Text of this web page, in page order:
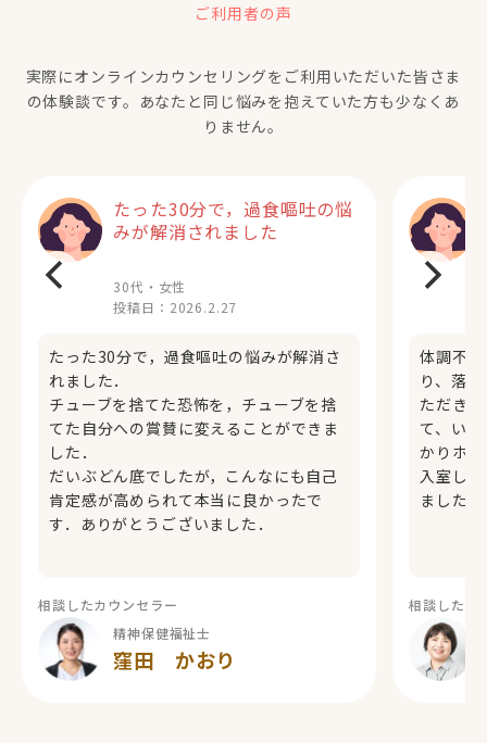
ご利用者の声
実際にオンラインカウンセリングをご利用いただいた皆さま
の体験談です。あなたと同じ悩みを抱えていた方も少なくあ
りません。
たった30分で，過食嘔吐の悩
みが解消されました
30代・女性
投稿日： 2026.2.27
たった30分で，過食嘔吐の悩みが解消さ
れました．
チューブを捨てた恐怖を，チューブを捨
てた自分への賞賛に変えることができま
した．
だいぶどん底でしたが，こんなにも自己
肯定感が高められて本当に良かったで
す．ありがとうございました．
相談したカウンセラー
精神保健福祉士
窪田 かおり
体調不
り、落
ただき
て、い
かりホ
入室し
ました
相談したカ